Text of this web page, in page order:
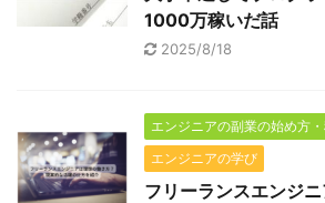
1000万稼いだ話
2025/8/18
エンジニアの副業の始め方
エンジニアの学び
フリーランスエンジ